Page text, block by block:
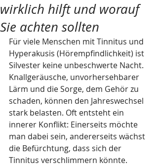
wirklich hilft und worauf
Sie achten sollten
Für viele Menschen mit Tinnitus und
Hyperakusis (Hörempfindlichkeit) ist
Silvester keine unbeschwerte Nacht.
Knallgeräusche, unvorhersehbarer
Lärm und die Sorge, dem Gehör zu
schaden, können den Jahreswechsel
stark belasten. Oft entsteht ein
innerer Konflikt: Einerseits möchte
man dabei sein, andererseits wächst
die Befürchtung, dass sich der
Tinnitus verschlimmern könnte.